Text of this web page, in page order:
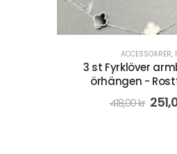
ACCESSOARER,
cirkulär silver
stål
198,00kr